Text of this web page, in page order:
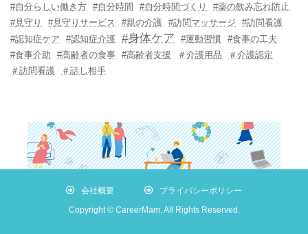
#自分らしい働き方 #自分時間 #自分時間づくり
#薬の飲み忘れ防止
#見守り
#見守りサービス #親の介護 #訪問マッサージ
#訪問看護
#認知症ケア
#認知症介護 #身体ケア #運動習慣 #食事の工夫
#食事介助
#高齢者の食事 #高齢者支援 ＃介護用品
＃介護認定
＃訪問看護
＃話し相手
会社概要
プライバシーポリシー
Copyright © CareerMam. All Rights Reserved.